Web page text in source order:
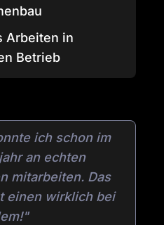
Arbeiten in
Betrieb
ich schon im
an echten
mitarbeiten. Das
einen wirklich bei